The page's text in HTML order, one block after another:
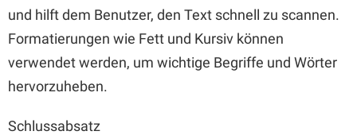
und hilft dem Benutzer, den Text schnell zu scannen.
Formatierungen wie Fett und Kursiv können
verwendet werden, um wichtige Begriffe und Wörter
hervorzuheben.
Schlussabsatz